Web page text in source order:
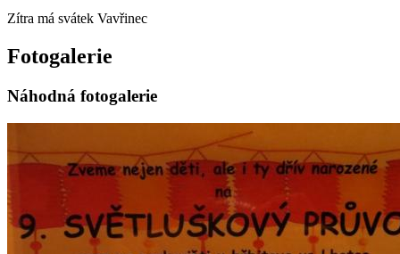
Zítra má svátek Vavřinec
Fotogalerie
Náhodná fotogalerie